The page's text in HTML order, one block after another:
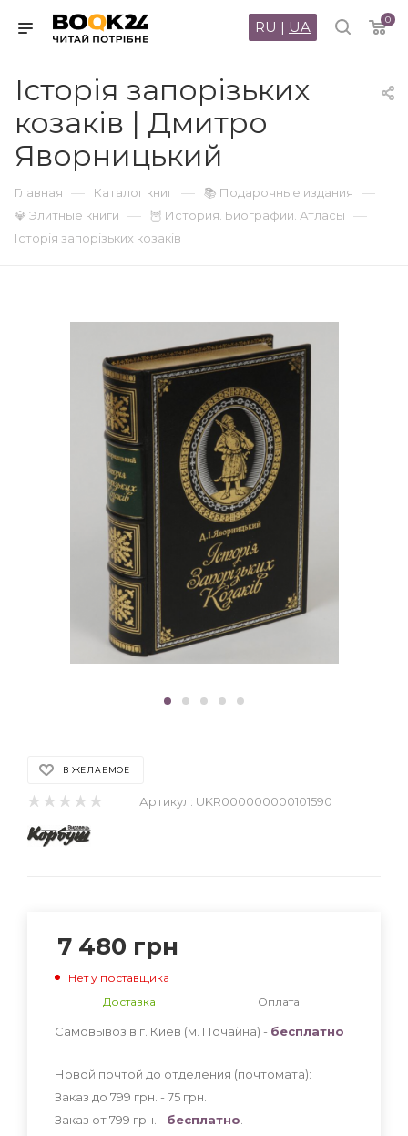
0
RU | UA
Історія запорізьких
козаків | Дмитро
Яворницький
Главная — Каталог книг — 📚 Подарочные издания —
💎 Элитные книги — 🦉 История. Биографии. Атласы —
Історія запорізьких козаків
В ЖЕЛАЕМОЕ
Артикул: UKR000000000101590
7 480 грн
Нет у поставщика
Доставка
Оплата
Самовывоз в г. Киев (м. Почайна) - бесплатно
Новой почтой до отделения (почтомата):
Заказ до 799 грн. - 75 грн
Заказ от 799 грн. - бесплатно